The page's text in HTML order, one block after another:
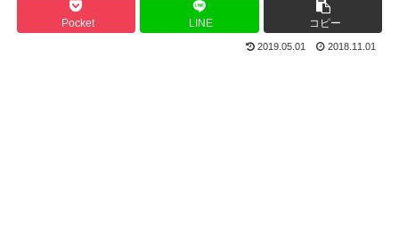
Pocket LINE コピー
2019.05.01 2018.11.01